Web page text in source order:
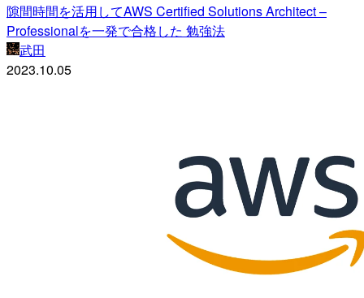
隙間時間を活用してAWS Certified Solutions Architect –
Professionalを一発で合格した 勉強法
武田
2023.10.05